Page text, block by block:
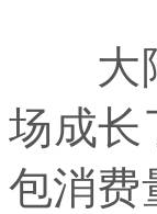
大陆
场成长
包消费